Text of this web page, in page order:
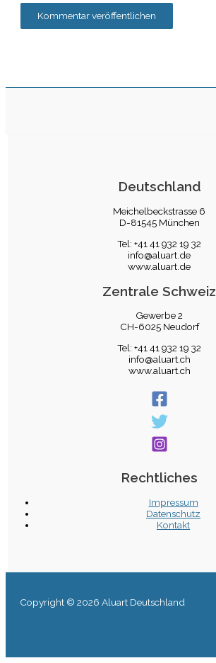
Deutschland
Meichelbeckstrasse 6
D-81545 München
Tel: +41 41 932 19 32
info@aluart.de
www.aluart.de
Zentrale Schweiz
Gewerbe 2
CH-6025 Neudorf
Tel: +41 41 932 19 32
info@aluart.ch
www.aluart.ch
Rechtliches
Impressum
Datenschutz
Kontakt
Copyright © 2026 Aluart Deutschland